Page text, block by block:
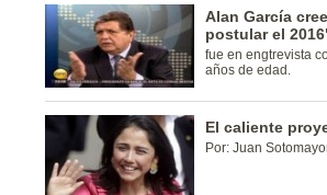
Alan García
postular el
fue en engtrevista
años de edad.
El caliente
Por: Juan